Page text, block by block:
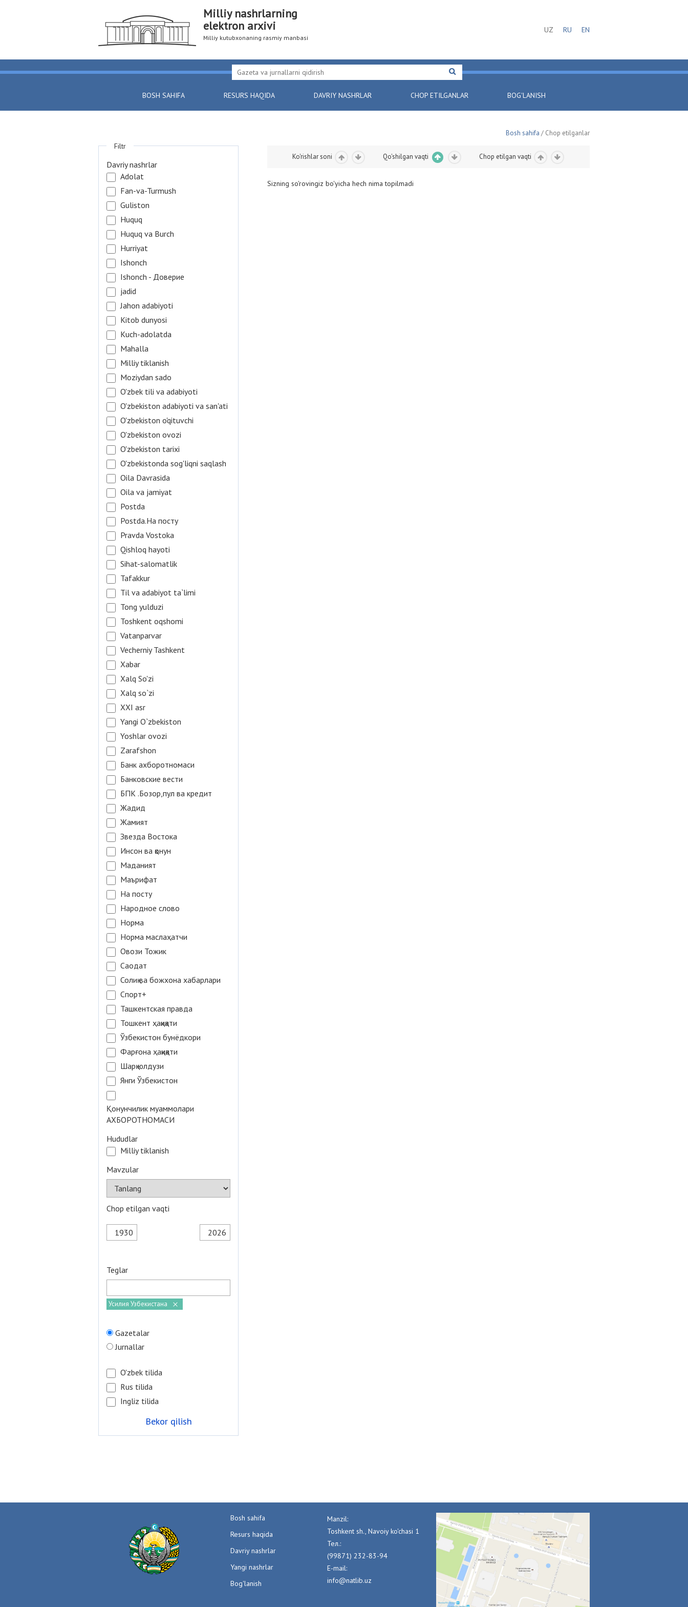
Milliy nashrlarning
elektron arxivi
Milliy kutubxonaning rasmiy manbasi
UZ RU EN
BOSH SAHIFA RESURS HAQIDA DAVRIY NASHRLAR CHOP ETILGANLAR BOG'LANISH
Bosh sahifa / Chop etilganlar
Ko'rishlar soni Qo'shilgan vaqti Chop etilgan vaqti
Sizning so'rovingiz bo'yicha hech nima topilmadi
Filtr
Davriy nashrlar
Adolat
Fan-va-Turmush
Guliston
Huquq
Huquq va Burch
Hurriyat
Ishonch
Ishonch - Доверие
jadid
Jahon adabiyoti
Kitob dunyosi
Kuch-adolatda
Mahalla
Milliy tiklanish
Moziydan sado
O'zbek tili va adabiyoti
O'zbekiston adabiyoti va san'ati
O'zbekiston o'qituvchi
O'zbekiston ovozi
O'zbekiston tarixi
O'zbekistonda sog'liqni saqlash
Oila Davrasida
Oila va jamiyat
Postda
Postda.На посту
Pravda Vostoka
Qishloq hayoti
Sihat-salomatlik
Tafakkur
Til va adabiyot ta`limi
Tong yulduzi
Toshkent oqshomi
Vatanparvar
Vecherniy Tashkent
Xabar
Xalq So'zi
Xalq so`zi
XXI asr
Yangi O`zbekiston
Yoshlar ovozi
Zarafshon
Банк ахборотномаси
Банковские вести
БПК .Бозор,пул ва кредит
Жадид
Жамият
Звезда Востока
Инсон ва қонун
Маданият
Маърифат
На посту
Народное слово
Норма
Норма маслаҳатчи
Овози Тожик
Саодат
Солиқ ва божхона хабарлари
Спорт+
Ташкентская правда
Тошкент ҳақиқати
Ўзбекистон бунёдкори
Фарғона ҳақиқати
Шарқ юлдузи
Янги Ўзбекистон
Қонунчилик муаммолари
АХБОРОТНОМАСИ
Hududlar
Milliy tiklanish
Mavzular
Chop etilgan vaqti
Teglar
Усилия Узбекистана
Gazetalar
Jurnallar
O'zbek tilida
Rus tilida
Ingliz tilida
Bekor qilish
Bosh sahifa
Resurs haqida
Davriy nashrlar
Yangi nashrlar
Bog'lanish
Manzil:
Toshkent sh., Navoiy ko'chasi 1
Тел.:
(99871) 232-83-94
E-mail:
info@natlib.uz